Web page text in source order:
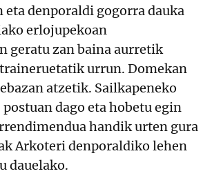
denporaldi gogorra dauka
erlojupekoan
geratu zan baina aurretik
urrun. Domekan
atzetik. Sailkapeneko
dago eta hobetu egin
handik urten gura
Arkoteri denporaldiko lehen
dauelako.